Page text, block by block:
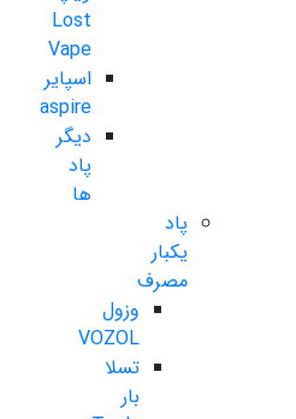
Lost
Vape
اسپایر
aspire
دیگر
پاد
ها
پاد
یکبار
مصرف
وزول
VOZOL
تسلا
بار